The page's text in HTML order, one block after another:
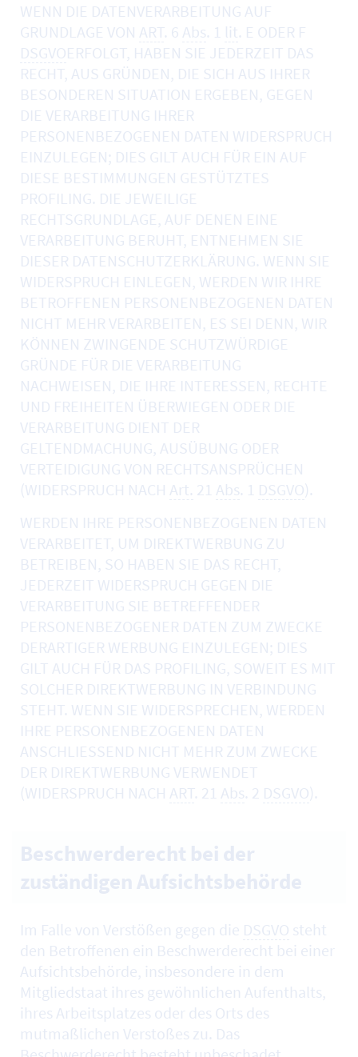
WENN DIE DATENVERARBEITUNG AUF
GRUNDLAGE VON ART. 6 Abs. 1 lit. E ODER F
DSGVOERFOLGT, HABEN SIE JEDERZEIT DAS
RECHT, AUS GRÜNDEN, DIE SICH AUS IHRER
BESONDEREN SITUATION ERGEBEN, GEGEN
DIE VERARBEITUNG IHRER
PERSONENBEZOGENEN DATEN WIDERSPRUCH
EINZULEGEN; DIES GILT AUCH FÜR EIN AUF
DIESE BESTIMMUNGEN GESTÜTZTES
PROFILING. DIE JEWEILIGE
RECHTSGRUNDLAGE, AUF DENEN EINE
VERARBEITUNG BERUHT, ENTNEHMEN SIE
DIESER DATENSCHUTZERKLÄRUNG. WENN SIE
WIDERSPRUCH EINLEGEN, WERDEN WIR IHRE
BETROFFENEN PERSONENBEZOGENEN DATEN
NICHT MEHR VERARBEITEN, ES SEI DENN, WIR
KÖNNEN ZWINGENDE SCHUTZWÜRDIGE
GRÜNDE FÜR DIE VERARBEITUNG
NACHWEISEN, DIE IHRE INTERESSEN, RECHTE
UND FREIHEITEN ÜBERWIEGEN ODER DIE
VERARBEITUNG DIENT DER
GELTENDMACHUNG, AUSÜBUNG ODER
VERTEIDIGUNG VON RECHTSANSPRÜCHEN
(WIDERSPRUCH NACH Art. 21 Abs. 1 DSGVO).
WERDEN IHRE PERSONENBEZOGENEN DATEN
VERARBEITET, UM DIREKTWERBUNG ZU
BETREIBEN, SO HABEN SIE DAS RECHT,
JEDERZEIT WIDERSPRUCH GEGEN DIE
VERARBEITUNG SIE BETREFFENDER
PERSONENBEZOGENER DATEN ZUM ZWECKE
DERARTIGER WERBUNG EINZULEGEN; DIES
GILT AUCH FÜR DAS PROFILING, SOWEIT ES MIT
SOLCHER DIREKTWERBUNG IN VERBINDUNG
STEHT. WENN SIE WIDERSPRECHEN, WERDEN
IHRE PERSONENBEZOGENEN DATEN
ANSCHLIESSEND NICHT MEHR ZUM ZWECKE
DER DIREKTWERBUNG VERWENDET
(WIDERSPRUCH NACH ART. 21 Abs. 2 DSGVO).
Im Falle von Verstößen gegen die DSGVO steht
den Betroffenen ein Beschwerderecht bei einer
Aufsichtsbehörde, insbesondere in dem
Mitgliedstaat ihres gewöhnlichen Aufenthalts,
ihres Arbeitsplatzes oder des Orts des
mutmaßlichen Verstoßes zu. Das